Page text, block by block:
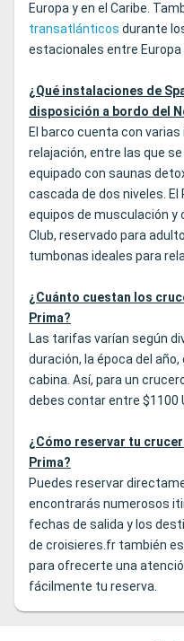
Europa y en el Caribe.
transatlánticos durante
estacionales entre
¿Qué instalaciones de
disposición a bordo del
El barco cuenta con
relajación, entre las que
equipado con saunas
cascada de dos niveles.
equipos de musculación y
Club, reservado para
tumbonas ideales para
¿Cuánto cuestan los
Prima?
Las tarifas varían según
duración, la época del
cabina. Así, para un
debes contar entre $1100
¿Cómo reservar tu
Prima?
Puedes reservar
encontrarás numerosos
fechas de salida y los
de croisieres.fr también
para ofrecerte una
fácilmente tu reserva.